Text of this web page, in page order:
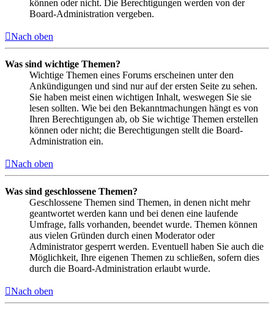
können oder nicht. Die Berechtigungen werden von der
Board-Administration vergeben.
Nach oben
Was sind wichtige Themen?
Wichtige Themen eines Forums erscheinen unter den
Ankündigungen und sind nur auf der ersten Seite zu sehen.
Sie haben meist einen wichtigen Inhalt, weswegen Sie sie
lesen sollten. Wie bei den Bekanntmachungen hängt es von
Ihren Berechtigungen ab, ob Sie wichtige Themen erstellen
können oder nicht; die Berechtigungen stellt die Board-
Administration ein.
Nach oben
Was sind geschlossene Themen?
Geschlossene Themen sind Themen, in denen nicht mehr
geantwortet werden kann und bei denen eine laufende
Umfrage, falls vorhanden, beendet wurde. Themen können
aus vielen Gründen durch einen Moderator oder
Administrator gesperrt werden. Eventuell haben Sie auch die
Möglichkeit, Ihre eigenen Themen zu schließen, sofern dies
durch die Board-Administration erlaubt wurde.
Nach oben